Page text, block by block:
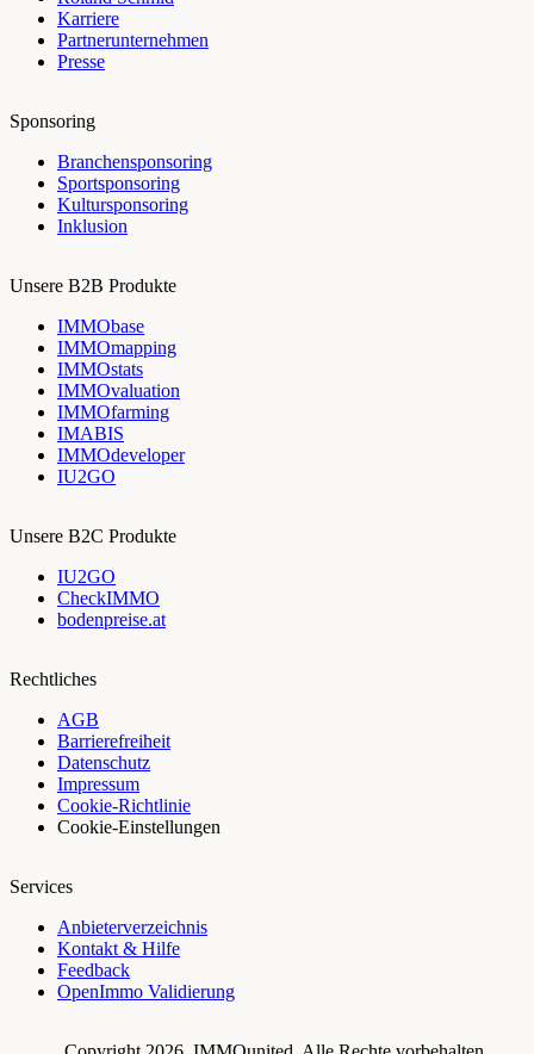
Karriere
Partnerunternehmen
Presse
Sponsoring
Branchensponsoring
Sportsponsoring
Kultursponsoring
Inklusion
Unsere B2B Produkte
IMMObase
IMMOmapping
IMMOstats
IMMOvaluation
IMMOfarming
IMABIS
IMMOdeveloper
IU2GO
Unsere B2C Produkte
IU2GO
CheckIMMO
bodenpreise.at
Rechtliches
AGB
Barrierefreiheit
Datenschutz
Impressum
Cookie-Richtlinie
Cookie-Einstellungen
Services
Anbieterverzeichnis
Kontakt & Hilfe
Feedback
OpenImmo Validierung